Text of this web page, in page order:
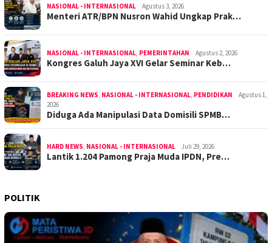
NASIONAL - INTERNASIONAL Agustus 3, 2026
Menteri ATR/BPN Nusron Wahid Ungkap Prak…
NASIONAL - INTERNASIONAL PEMERINTAHAN Agustus 2, 2026
Kongres Galuh Jaya XVI Gelar Seminar Keb…
BREAKING NEWS NASIONAL - INTERNASIONAL PENDIDIKAN
Agustus 1,
2026
Diduga Ada Manipulasi Data Domisili SPMB…
HARD NEWS NASIONAL - INTERNASIONAL Juli 29, 2026
Lantik 1.204 Pamong Praja Muda IPDN, Pre…
POLITIK